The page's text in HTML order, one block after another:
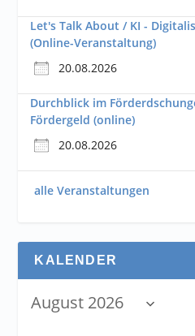
Let's Talk About / KI -
(Online-Veranstaltung)
20.08.2026
Durchblick im
Fördergeld (online)
20.08.2026
alle Veranstaltungen
KALENDER